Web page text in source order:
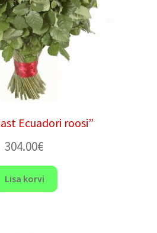
Ecuadori roosi”
304.00€
Lisa korvi